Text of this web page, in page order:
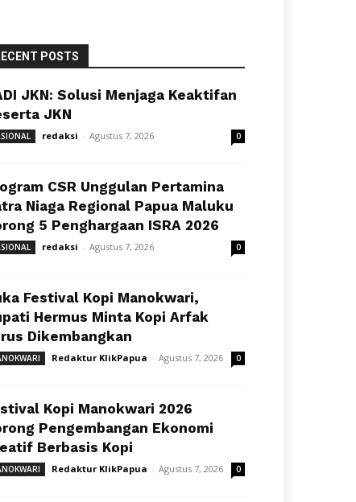
POSTS
JKN: Solusi Menjaga Keaktifan
JKN
redaksi - Agustus 7, 2026 0
CSR Unggulan Pertamina
Niaga Regional Papua Maluku
5 Penghargaan ISRA 2026
redaksi - Agustus 7, 2026 0
Festival Kopi Manokwari,
Hermus Minta Kopi Arfak
Dikembangkan
Redaktur KlikPapua - Agustus 7, 2026 0
Kopi Manokwari 2026
Pengembangan Ekonomi
Berbasis Kopi
Redaktur KlikPapua - Agustus 7, 2026 0